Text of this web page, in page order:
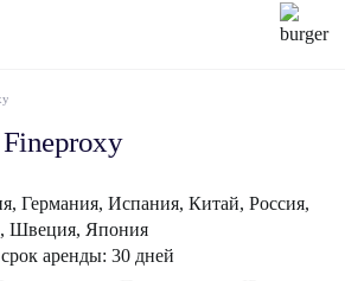
Fineproxy
, Германия, Испания, Китай, Россия,
, Швеция, Япония
аренды: 30 дней